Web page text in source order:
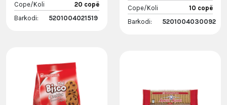
Cope/Koli
20 copë
Barkodi:
5201004021519
Cope/Koli
10 copë
Barkodi:
5201004030092